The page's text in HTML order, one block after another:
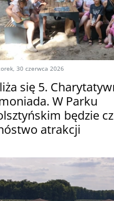
30 czerwca 2026
się 5.
W Parku
będzie
atrakcji